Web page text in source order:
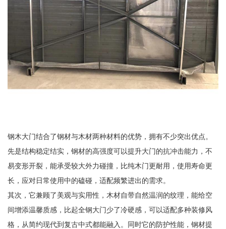
钢木大门结合了钢材与木材两种材料的优势，拥有不少突出优点。
先是结构稳定结实，钢材的高强度可以提升大门的抗冲击能力，不
易变形开裂，能承受较大外力碰撞，比纯木门更耐用，使用寿命更
长，应对日常使用中的磕碰，适配频繁进出的需求。
其次，它兼顾了美观与实用性，木材自带自然温润的纹理，能给空
间增添温馨质感，比起全钢大门少了冷硬感，可以适配多种装修风
格，从简约现代到复古中式都能融入。同时它的防护性能，钢材提